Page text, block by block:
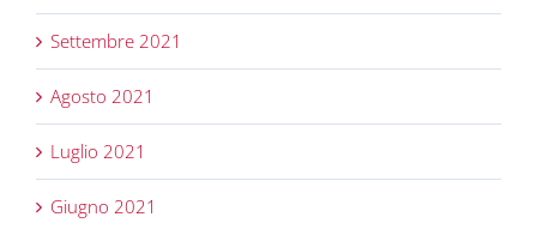
Settembre 2021
Agosto 2021
Luglio 2021
Giugno 2021